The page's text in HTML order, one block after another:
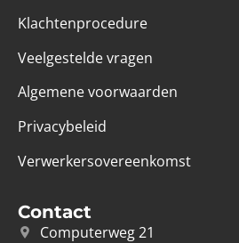
Klachtenprocedure
Veelgestelde vragen
Algemene voorwaarden
Privacybeleid
Verwerkersovereenkomst
Contact
Computerweg 21